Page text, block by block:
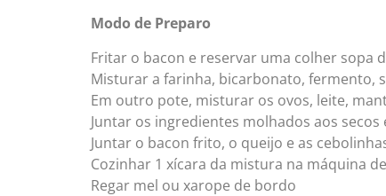
Modo de Preparo
Fritar o bacon e reservar uma colher sopa
Misturar a farinha, bicarbonato, fermento,
Em outro pote, misturar os ovos, leite,
Juntar os ingredientes molhados aos
Juntar o bacon frito, o queijo e as
Cozinhar 1 xícara da mistura na máquina
Regar mel ou xarope de bordo